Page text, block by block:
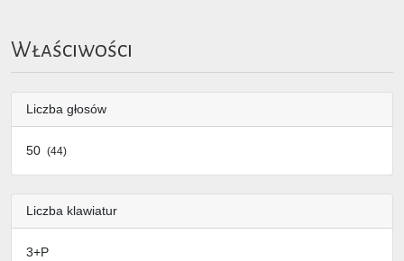
Właściwości
Liczba głosów
50 (44)
Liczba klawiatur
3+P